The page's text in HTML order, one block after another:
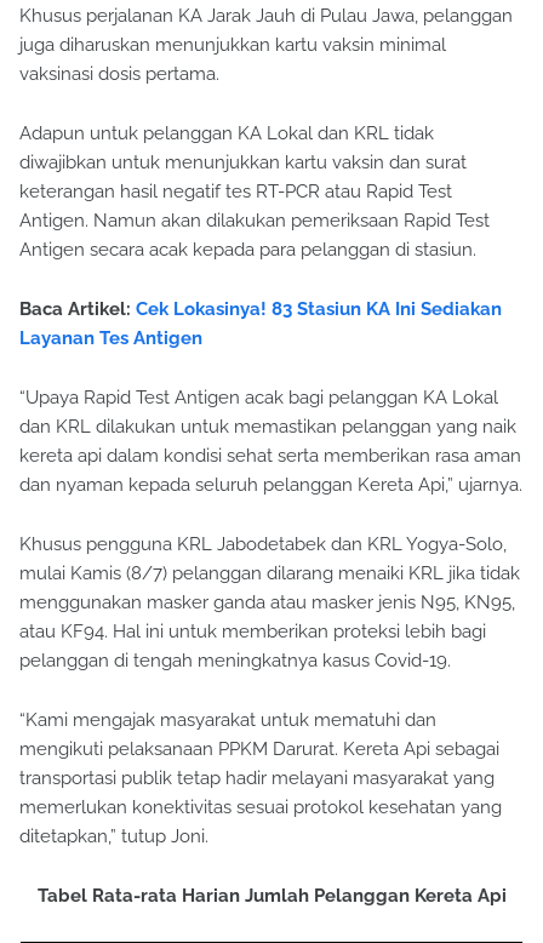
Khusus perjalanan KA Jarak Jauh di Pulau Jawa, pelanggan
juga diharuskan menunjukkan kartu vaksin minimal
vaksinasi dosis pertama.
Adapun untuk pelanggan KA Lokal dan KRL tidak
diwajibkan untuk menunjukkan kartu vaksin dan surat
keterangan hasil negatif tes RT-PCR atau Rapid Test
Antigen. Namun akan dilakukan pemeriksaan Rapid Test
Antigen secara acak kepada para pelanggan di stasiun.
Baca Artikel: Cek Lokasinya! 83 Stasiun KA Ini Sediakan
Layanan Tes Antigen
“Upaya Rapid Test Antigen acak bagi pelanggan KA Lokal
dan KRL dilakukan untuk memastikan pelanggan yang naik
kereta api dalam kondisi sehat serta memberikan rasa aman
dan nyaman kepada seluruh pelanggan Kereta Api,” ujarnya.
Khusus pengguna KRL Jabodetabek dan KRL Yogya-Solo,
mulai Kamis (8/7) pelanggan dilarang menaiki KRL jika tidak
menggunakan masker ganda atau masker jenis N95, KN95,
atau KF94. Hal ini untuk memberikan proteksi lebih bagi
pelanggan di tengah meningkatnya kasus Covid-19.
“Kami mengajak masyarakat untuk mematuhi dan
mengikuti pelaksanaan PPKM Darurat. Kereta Api sebagai
transportasi publik tetap hadir melayani masyarakat yang
memerlukan konektivitas sesuai protokol kesehatan yang
ditetapkan,” tutup Joni.
Tabel Rata-rata Harian Jumlah Pelanggan Kereta Api